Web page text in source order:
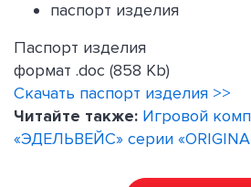
паспорт изделия
Паспорт изделия
формат .doc (858 Kb)
Скачать паспорт изделия >>
Читайте также: Игровой
«ЭДЕЛЬВЕЙС» серии